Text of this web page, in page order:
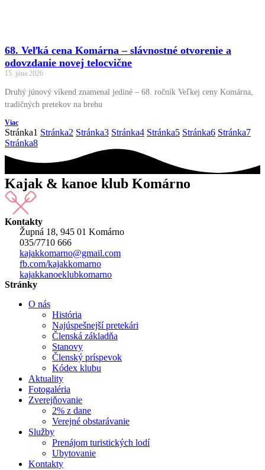
68. Veľká cena Komárna – slávnostné otvorenie a
odovzdanie novej telocvične
15. júna 2026
Druhý júnový víkend znamenal jediné – 68. ročník Veľkej ceny Komárna,
tradičných pretekov na brehu
Viac
Stránka1 Stránka2 Stránka3 Stránka4 Stránka5 Stránka6 Stránka7
Stránka8
Kajak & kanoe klub Komárno
Kontakty
Župná 18, 945 01 Komárno
035/7710 666
kajakkomarno@gmail.com
fb.com/kajakkomarno
kajakkanoeklubkomarno
Stránky
O nás
História
Najúspešnejší pretekári
Členská základňa
Stanovy
Členský príspevok
Kódex klubu
Aktuality
Fotogaléria
Zverejňovanie
2% z dane
Verejné obstarávanie
Služby
Prenájom turistických lodí
Ubytovanie
Kontakty